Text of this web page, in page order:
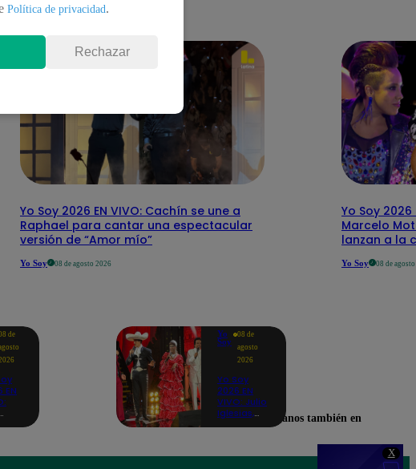
X
Yo Soy 2026 EN VIVO: Cachín se une a
Raphael para cantar una espectacular
versión de “Amor mío”
Yo Soy 08 de agosto 2026
Yo Soy 2026
Marcelo
lanzan a la
Yo Soy 08 de
de
EN
Yo
Soy
08 de
agosto
2026
Yo Soy
2026 EN
VIVO: Julio
Iglesias,
artistas se
Política de privacidad.
Rechazar
Encuéntranos también en